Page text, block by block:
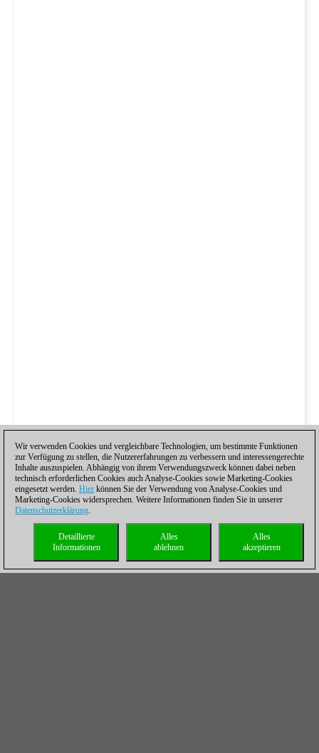
Wir verwenden Cookies und vergleichbare Technologien, um bestimmte Funktionen
zur Verfügung zu stellen, die Nutzererfahrungen zu verbessern und interessengerechte
Inhalte auszuspielen. Abhängig von ihrem Verwendungszweck können dabei neben
technisch erforderlichen Cookies auch Analyse-Cookies sowie Marketing-Cookies
eingesetzt werden. Hier können Sie der Verwendung von Analyse-Cookies und
Marketing-Cookies widersprechen. Weitere Informationen finden Sie in unserer
Datenschutzerklärung.
Alles
akzeptieren
Alles
ablehnen
Detaillierte
Informationen